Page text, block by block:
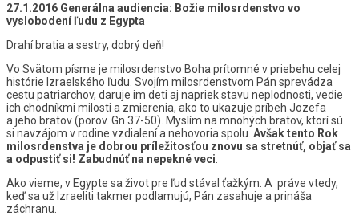
27.1.2016 Generálna audiencia: Božie milosrdenstvo vo
vyslobodení ľudu z Egypta
Drahí bratia a sestry, dobrý deň!
Vo Svätom písme je milosrdenstvo Boha prítomné v priebehu celej
histórie Izraelského ľudu. Svojím milosrdenstvom Pán sprevádza
cestu patriarchov, daruje im deti aj napriek stavu neplodnosti, vedie
ich chodníkmi milosti a zmierenia, ako to ukazuje príbeh Jozefa
a jeho bratov (porov. Gn 37-50). Myslím na mnohých bratov, ktorí sú
si navzájom v rodine vzdialení a nehovoria spolu. Avšak tento Rok
milosrdenstva je dobrou príležitosťou znovu sa stretnúť, objať sa
a odpustiť si! Zabudnúť na nepekné veci
Ako vieme, v Egypte sa život pre ľud stával ťažkým. A práve vtedy,
keď sa už Izraeliti takmer podlamujú, Pán zasahuje a prináša
záchranu.